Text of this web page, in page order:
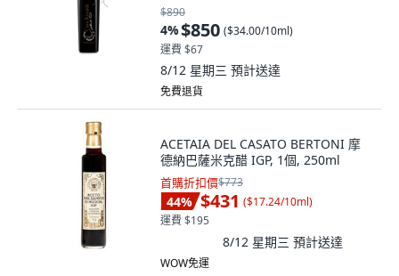
$890
4%$850 ($34.00/10ml)
運費 $67
8/12 星期三 預計送達
免費退貨
ACETAIA DEL CASATO BERTONI 摩
德納巴薩米克醋 IGP, 1個, 250ml
首購折扣價$773
44% $431 ($17.24/10ml)
運費 $195
8/12 星期三 預計送達
WOW免運